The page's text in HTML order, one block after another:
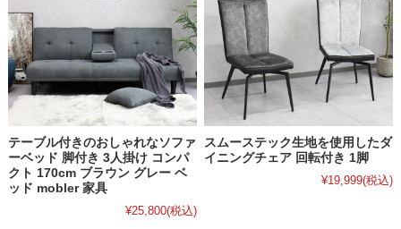
テーブル付きのおしゃれなソファ
ーベッド 脚付き 3人掛け コンパ
クト 170cm ブラウン グレー ベ
ッド mobler 家具
¥25,800(税込)
スムーステック生地を使用したダ
イニングチェア 回転付き 1脚
¥19,999(税込)